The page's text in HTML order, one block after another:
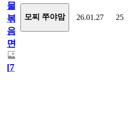
물
볶
음
면
[7]
모찌 쭈야맘 26.01.27 25